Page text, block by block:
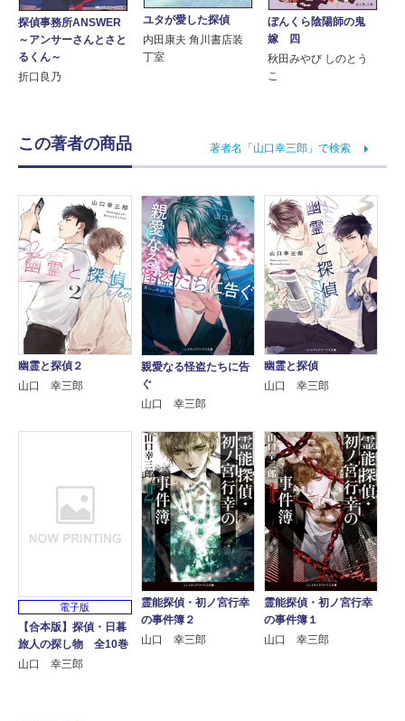
探偵事務所ANSWER
～アンサーさんとさと
るくん～
折口良乃
ユタが愛した探偵
内田康夫 角川書店装
丁室
ぼんくら陰陽師の鬼
嫁 四
秋田みやび しのとう
こ
この著者の商品 著者名「山口幸三郎」で検索
幽霊と探偵２
山口 幸三郎
親愛なる怪盗たちに告
ぐ
山口 幸三郎
幽霊と探偵
山口 幸三郎
電子版
【合本版】探偵・日暮
旅人の探し物 全10巻
山口 幸三郎
霊能探偵・初ノ宮行幸
の事件簿２
山口 幸三郎
霊能探偵・初ノ宮行幸
の事件簿１
山口 幸三郎